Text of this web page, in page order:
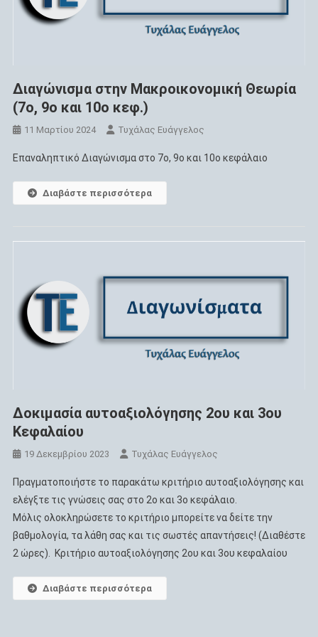
Διαγώνισμα στην Μακροικονομική Θεωρία
(7ο, 9ο και 10ο κεφ.)
11 Μαρτίου 2024 Τυχάλας Ευάγγελος
Επαναληπτικό Διαγώνισμα στο 7ο, 9ο και 10ο κεφάλαιο
Διαβάστε περισσότερα
Δοκιμασία αυτοαξιολόγησης 2ου και 3ου
Κεφαλαίου
19 Δεκεμβρίου 2023 Τυχάλας Ευάγγελος
Πραγματοποιήστε το παρακάτω κριτήριο αυτοαξιολόγησης και
ελέγξτε τις γνώσεις σας στο 2ο και 3ο κεφάλαιο.
Μόλις ολοκληρώσετε το κριτήριο μπορείτε να δείτε την
βαθμολογία, τα λάθη σας και τις σωστές απαντήσεις! (Διαθέστε
2 ώρες). Κριτήριο αυτοαξιολόγησης 2ου και 3ου κεφαλαίου
Διαβάστε περισσότερα